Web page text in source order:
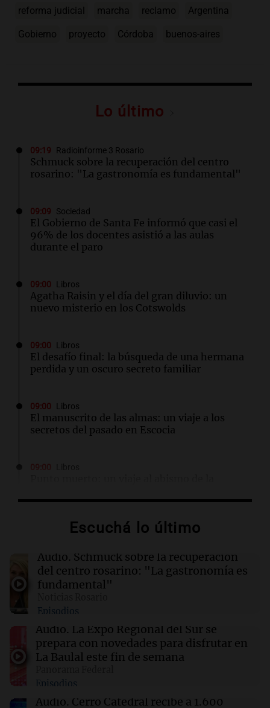
reforma judicial marcha reclamo Argentina
Gobierno proyecto Córdoba buenos-aires
Lo último
09:19 Radioinforme 3 Rosario
Schmuck sobre la recuperación del centro
rosarino: "La gastronomía es fundamental"
09:09 Sociedad
El Gobierno de Santa Fe informó que casi el
96% de los docentes asistió a las aulas
durante el paro
09:00 Libros
Agatha Raisin y el día del gran diluvio: un
nuevo misterio en los Cotswolds
09:00 Libros
El desafío final: la búsqueda de una hermana
perdida y un oscuro secreto familiar
09:00 Libros
El manuscrito de las almas: un viaje a los
secretos del pasado en Escocia
Libros
tren real
08:56 Radioinforme 3 Rosario
de un puerto minero en Rosario
08:55 Visita del papa León XIV a Argentina
La pizzería más antigua de Córdoba
esculpida con su rostro
Escuchá lo último
Audio. Schmuck sobre la recuperación
del centro rosarino: "La gastronomía es
fundamental"
Episodios
Audio. La Expo Regional del Sur se
prepara con novedades para disfrutar en
La Baulal este fin de semana
Episodios
Audio. Cerro Catedral recibe a 1.600